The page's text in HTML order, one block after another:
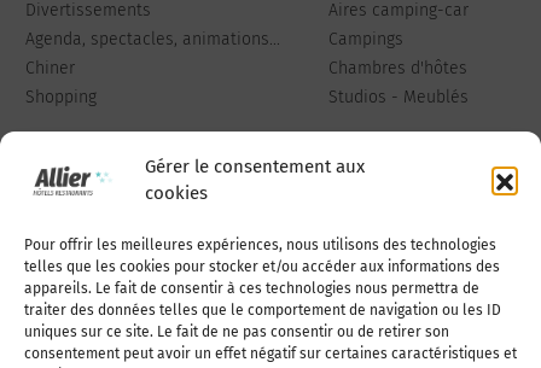
Gérer le consentement aux
cookies
Pour offrir les meilleures expériences, nous utilisons des technologies
telles que les cookies pour stocker et/ou accéder aux informations des
appareils. Le fait de consentir à ces technologies nous permettra de
traiter des données telles que le comportement de navigation ou les ID
uniques sur ce site. Le fait de ne pas consentir ou de retirer son
consentement peut avoir un effet négatif sur certaines caractéristiques et
Divertissements
Agenda, spectacles, animations...
Chiner
Shopping
Aires camping-car
Campings
Chambres d'hôtes
Studios - Meublés
Qui sommes-nous Publiez votre annonce
Adhérer à l’association Nous contacter